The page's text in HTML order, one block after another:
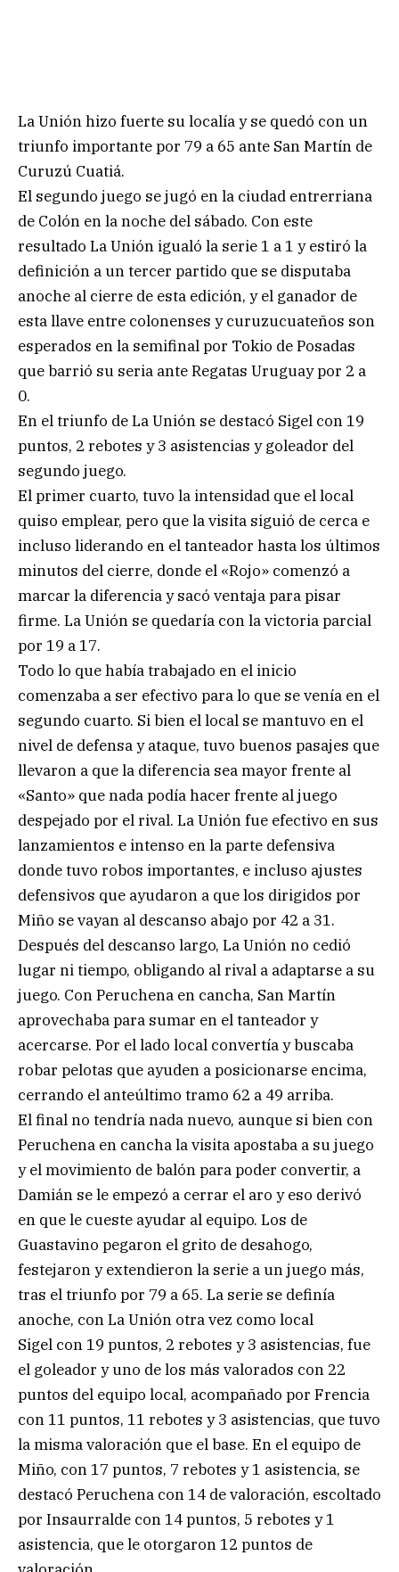
La Unión hizo fuerte su localía y se quedó con un
triunfo importante por 79 a 65 ante San Martín de
Curuzú Cuatiá.
El segundo juego se jugó en la ciudad entrerriana
de Colón en la noche del sábado. Con este
resultado La Unión igualó la serie 1 a 1 y estiró la
definición a un tercer partido que se disputaba
anoche al cierre de esta edición, y el ganador de
esta llave entre colonenses y curuzucuateños son
esperados en la semifinal por Tokio de Posadas
que barrió su seria ante Regatas Uruguay por 2 a
0.
En el triunfo de La Unión se destacó Sigel con 19
puntos, 2 rebotes y 3 asistencias y goleador del
segundo juego.
El primer cuarto, tuvo la intensidad que el local
quiso emplear, pero que la visita siguió de cerca e
incluso liderando en el tanteador hasta los últimos
minutos del cierre, donde el «Rojo» comenzó a
marcar la diferencia y sacó ventaja para pisar
firme. La Unión se quedaría con la victoria parcial
por 19 a 17.
Todo lo que había trabajado en el inicio
comenzaba a ser efectivo para lo que se venía en el
segundo cuarto. Si bien el local se mantuvo en el
nivel de defensa y ataque, tuvo buenos pasajes que
llevaron a que la diferencia sea mayor frente al
«Santo» que nada podía hacer frente al juego
despejado por el rival. La Unión fue efectivo en sus
lanzamientos e intenso en la parte defensiva
donde tuvo robos importantes, e incluso ajustes
defensivos que ayudaron a que los dirigidos por
Miño se vayan al descanso abajo por 42 a 31.
Después del descanso largo, La Unión no cedió
lugar ni tiempo, obligando al rival a adaptarse a su
juego. Con Peruchena en cancha, San Martín
aprovechaba para sumar en el tanteador y
acercarse. Por el lado local convertía y buscaba
robar pelotas que ayuden a posicionarse encima,
cerrando el anteúltimo tramo 62 a 49 arriba.
El final no tendría nada nuevo, aunque si bien con
Peruchena en cancha la visita apostaba a su juego
y el movimiento de balón para poder convertir, a
Damián se le empezó a cerrar el aro y eso derivó
en que le cueste ayudar al equipo. Los de
Guastavino pegaron el grito de desahogo,
festejaron y extendieron la serie a un juego más,
tras el triunfo por 79 a 65. La serie se definía
anoche, con La Unión otra vez como local
Sigel con 19 puntos, 2 rebotes y 3 asistencias, fue
el goleador y uno de los más valorados con 22
puntos del equipo local, acompañado por Frencia
con 11 puntos, 11 rebotes y 3 asistencias, que tuvo
la misma valoración que el base. En el equipo de
Miño, con 17 puntos, 7 rebotes y 1 asistencia, se
destacó Peruchena con 14 de valoración, escoltado
por Insaurralde con 14 puntos, 5 rebotes y 1
asistencia, que le otorgaron 12 puntos de